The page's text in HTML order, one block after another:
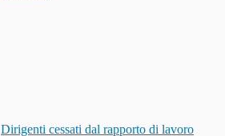
Dirigenti cessati dal rapporto di lavoro